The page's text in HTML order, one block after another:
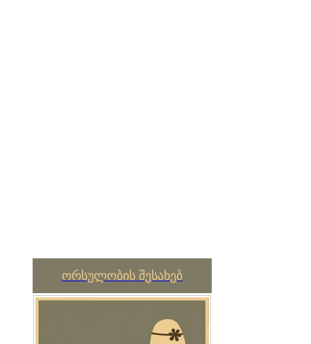
ორსულობის შესახებ